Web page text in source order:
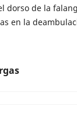
dorso de la
en la